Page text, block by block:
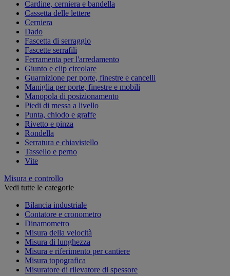
Cardine, cerniera e bandella
Cassetta delle lettere
Cerniera
Dado
Fascetta di serraggio
Fascette serrafili
Ferramenta per l'arredamento
Giunto e clip circolare
Guarnizione per porte, finestre e cancelli
Maniglia per porte, finestre e mobili
Manopola di posizionamento
Piedi di messa a livello
Punta, chiodo e graffe
Rivetto e pinza
Rondella
Serratura e chiavistello
Tassello e perno
Vite
Misura e controllo
Vedi tutte le categorie
Bilancia industriale
Contatore e cronometro
Dinamometro
Misura della velocità
Misura di lunghezza
Misura e riferimento per cantiere
Misura topografica
Misuratore di rilevatore di spessore